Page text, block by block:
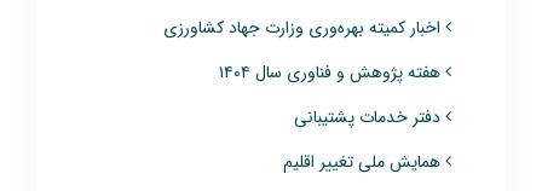
اخبار کمیته بهره‌وری وزارت جهاد کشاورزی
هفته پژوهش و فناوری سال ۱۴۰۴
دفتر خدمات پشتیبانی
همایش ملی تغییر اقلیم